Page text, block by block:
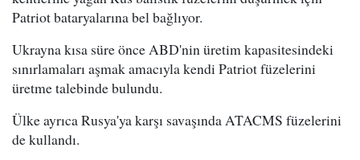
Patriot bataryalarına bel bağlıyor.
Ukrayna kısa süre önce ABD'nin üretim kapasitesindeki
sınırlamaları aşmak amacıyla kendi Patriot füzelerini
üretme talebinde bulundu.
Ülke ayrıca Rusya'ya karşı savaşında ATACMS füzelerini
de kullandı.